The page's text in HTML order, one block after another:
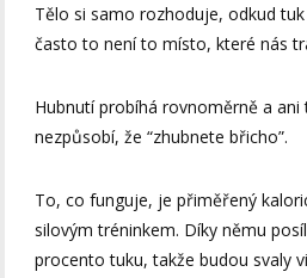
Tělo si samo rozhoduje, odkud
často to není to místo, které nás
Hubnutí probíhá rovnoměrně a ani
nezpůsobí, že “zhubnete břicho”.
To, co funguje, je přiměřený
silovým tréninkem. Díky němu
procento tuku, takže budou svaly